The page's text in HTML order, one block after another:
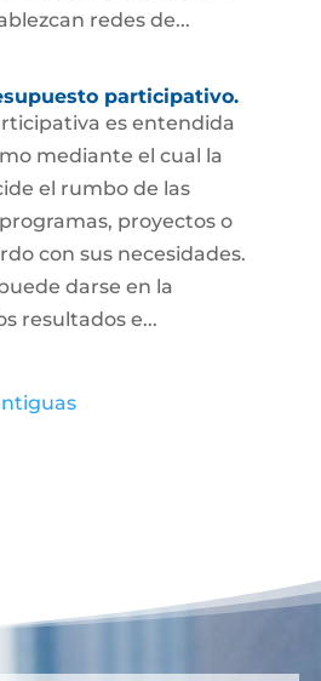
redes de...
participativo.
es entendida
mediante el cual la
el rumbo de las
proyectos o
con sus necesidades.
darse en la
resultados e...